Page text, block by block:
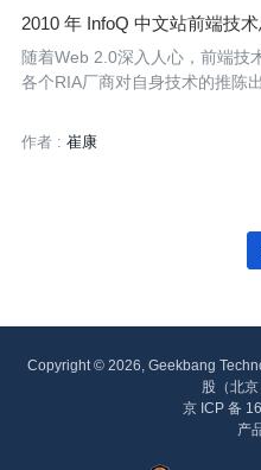
2010 年 InfoQ 中文站前端技
随着Web 2.0深入人心，前端技
各个RIA厂商对自身技术的推陈
而且还在不断上升，InfoQ中文
作者 : 崔康
Copyright © 2026, Geekbang
股（北
京 ICP 备
产